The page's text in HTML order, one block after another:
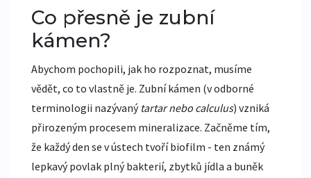
Co přesně je zubní
kámen?
Abychom pochopili, jak ho rozpoznat, musíme
vědět, co to vlastně je. Zubní kámen (v odborné
terminologii nazývaný tartar nebo calculus) vzniká
přirozeným procesem mineralizace. Začněme tím,
že každý den se v ústech tvoří biofilm - ten známý
lepkavý povlak plný bakterií, zbytků jídla a buněk